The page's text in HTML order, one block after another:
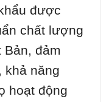
được
chất lượng
Bản, đảm
khả năng
hoạt động